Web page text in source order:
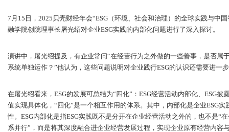
7月15日，2025贝壳财经年会“ESG（环境、社会和治理）的全球实践与中
融学院创院理事长屠光绍对企业ESG实践的内部化问题进行了深入探讨。
演讲中，屠光绍提及，有企业常问“在经营行为之外做的一些善事，是否属
系统单独运作？”他认为，这些问题说明对企业践行ESG的认识还需要进一
在屠光绍看来，ESG的发展可总结为“四化”：ESG经营活动内部化、ESG披
值实现具体化，“四化”是一个相互作用的体系。其中，内部化是企业ESG
性。ESG内部化是指ESG实践既不是分开在企业经营活动之外的，也不是“
系并行”，而是将其深度融合进企业经营发展过程，实现企业原有经营内容